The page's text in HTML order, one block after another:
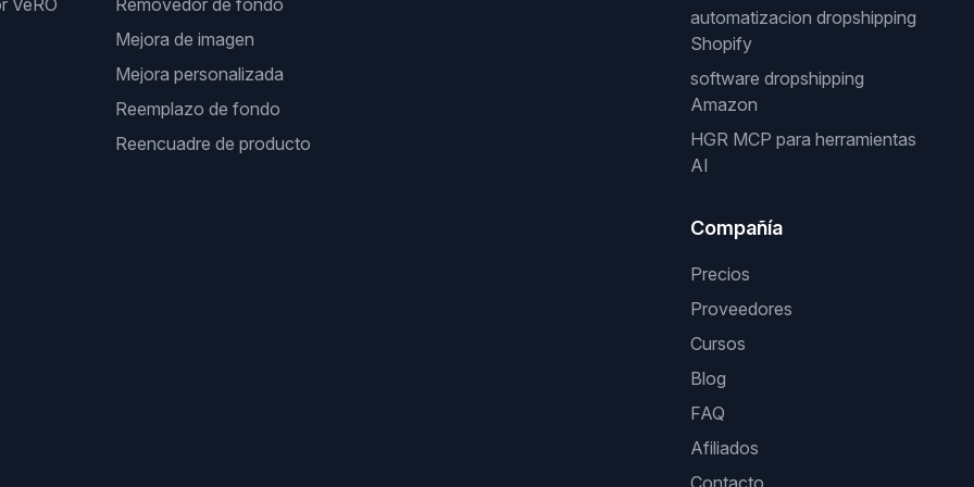
VeRO
Removedor de fondo
Mejora de imagen
Mejora personalizada
Reemplazo de fondo
Reencuadre de producto
automatizacion dropshipping
Shopify
software dropshipping
Amazon
HGR MCP para herramientas
AI
Compañía
Precios
Proveedores
Cursos
Blog
FAQ
Afiliados
Contacto